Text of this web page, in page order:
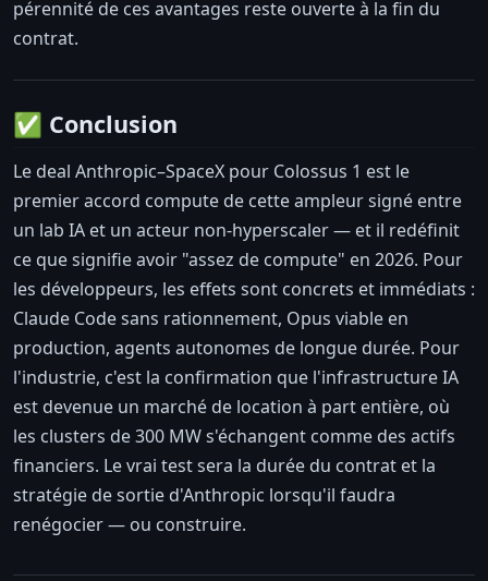
pérennité de ces avantages reste ouverte à la fin du
contrat.
✅ Conclusion
Le deal Anthropic–SpaceX pour Colossus 1 est le
premier accord compute de cette ampleur signé entre
un lab IA et un acteur non-hyperscaler — et il redéfinit
ce que signifie avoir "assez de compute" en 2026. Pour
les développeurs, les effets sont concrets et immédiats :
Claude Code sans rationnement, Opus viable en
production, agents autonomes de longue durée. Pour
l'industrie, c'est la confirmation que l'infrastructure IA
est devenue un marché de location à part entière, où
les clusters de 300 MW s'échangent comme des actifs
financiers. Le vrai test sera la durée du contrat et la
stratégie de sortie d'Anthropic lorsqu'il faudra
renégocier — ou construire.